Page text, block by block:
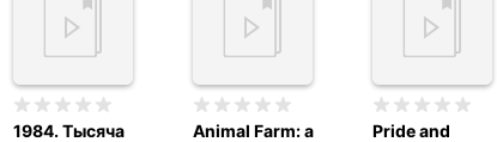
1984. Тысяча
Animal Farm: a
Pride and